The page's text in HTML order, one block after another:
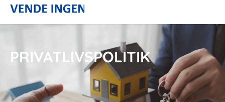
PRIVATLIVSPOLITIK